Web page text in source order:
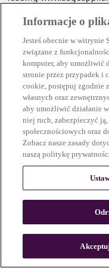
n
Informacje o
Jesteś obecnie w
związane z
komputer, aby umożliwić
stronie przez przypadek i
cookie, postępuj zgodnie
własnych oraz
aby umożliwić działanie
niej ruch, zabezpieczyć
społecznościowych oraz
Zobacz nasze zasady
naszą politykę